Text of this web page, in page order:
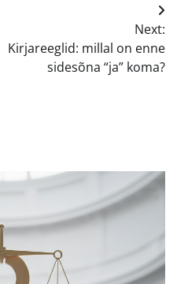
Next:
Kirjareeglid: millal on enne
sidesõna “ja” koma?